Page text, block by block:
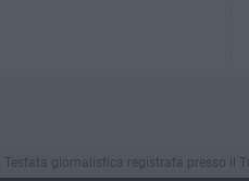
giornalistica registrata presso il